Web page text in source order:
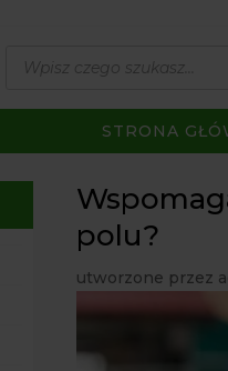
produktów
STRONA
polu?
utworzone przez